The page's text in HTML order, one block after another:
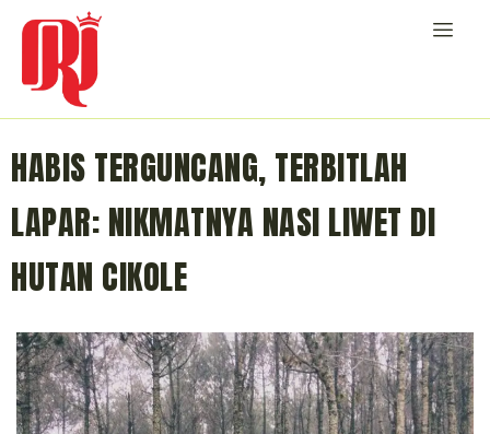
HABIS TERGUNCANG, TERBITLAH
LAPAR: NIKMATNYA NASI LIWET DI
HUTAN CIKOLE